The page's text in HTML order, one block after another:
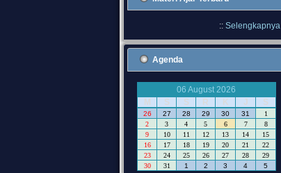
:: Selengkapnya
Agenda
06 August 2026
M
S S R K J S
26 27 28 29 30 31
1
2
3 4 5 6 7
8
9
10 11 12 13 14
15
16
17 18 19 20 21
22
23
24 25 26 27 28
29
30
31 1 2 3 4 5